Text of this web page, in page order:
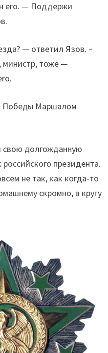
его. — Поддержи
— ответил Язов. –
министр, тоже —
Победы Маршалом
свою долгожданную
президента.
не так, как когда-то
скромно, в кругу